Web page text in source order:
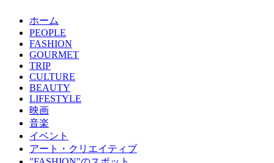
ホーム
PEOPLE
FASHION
GOURMET
TRIP
CULTURE
BEAUTY
LIFESTYLE
映画
音楽
イベント
アート・クリエイティブ